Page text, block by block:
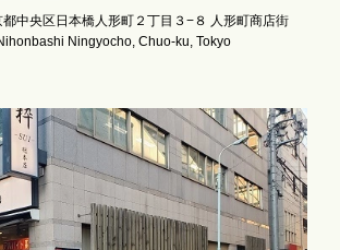
中央区日本橋人形町２丁目３−８ 人形町商店街
Ningyocho, Chuo-ku, Tokyo